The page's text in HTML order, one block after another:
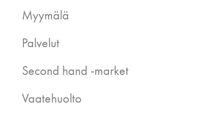
Myymälä
Palvelut
Second hand -market
Vaatehuolto